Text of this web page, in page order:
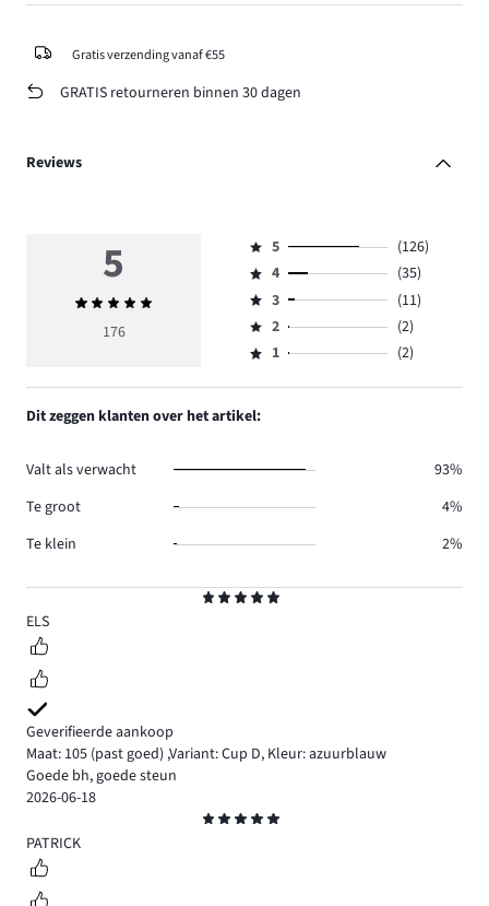
Gratis verzending vanaf €55
GRATIS retourneren binnen 30 dagen
Reviews
5
ELS
Geverifieerde aankoop
Maat: 105 (past goed) ,Variant: Cup D, Kleur: azuurblauw
Goede bh, goede steun
2026-06-18
5
PATRICK
5
Gemiddelde
beoordeling
176
Beoordeling
5,
aantal
reviews
126.
5
(126)
Beoordeling
4,
aantal
reviews
4
(35)
Beoordeling
3,
aantal
3
(11)
Beoordeling
2,
2.
2
(2)
Beoordeling
1,
aantal
reviews
1 (2)
Dit zeggen klanten over het artikel:
Valt als verwacht
93%
Te groot
4%
Te klein
2%